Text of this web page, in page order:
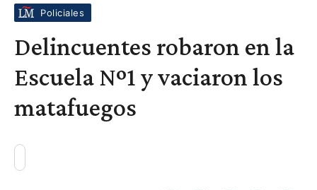
Policiales
Delincuentes robaron en la
Escuela Nº1 y vaciaron los
matafuegos